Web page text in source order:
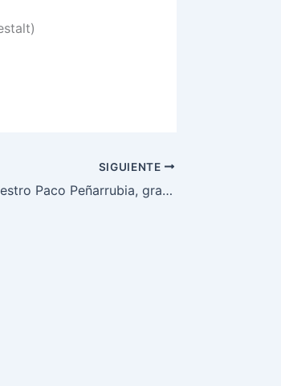
SIGUIENTE
Mi maestro Paco Peñarrubia, gracias